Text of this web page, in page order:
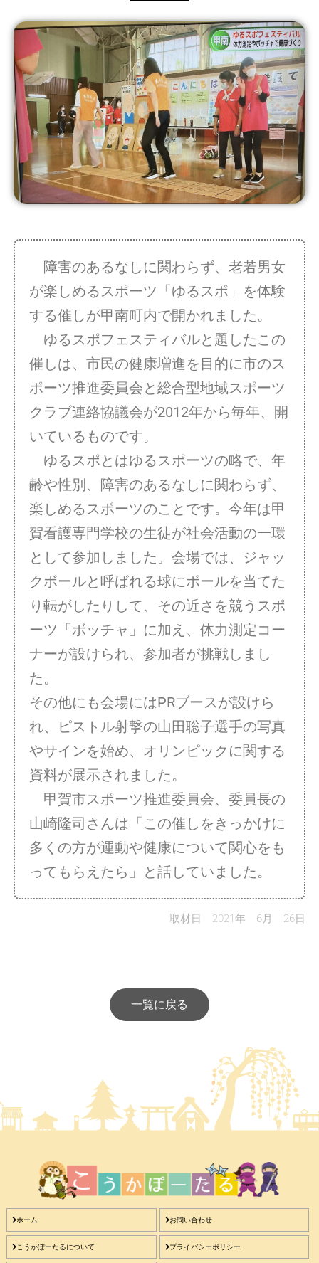
障害のあるなしに関わらず、老若男女
が楽しめるスポーツ「ゆるスポ」を体験
する催しが甲南町内で開かれました。
ゆるスポフェスティバルと題したこの
催しは、市民の健康増進を目的に市のス
ポーツ推進委員会と総合型地域スポーツ
クラブ連絡協議会が2012年から毎年、開
いているものです。
ゆるスポとはゆるスポーツの略で、年
齢や性別、障害のあるなしに関わらず、
楽しめるスポーツのことです。今年は甲
賀看護専門学校の生徒が社会活動の一環
として参加しました。会場では、ジャッ
クボールと呼ばれる球にボールを当てた
り転がしたりして、その近さを競うスポ
ーツ「ボッチャ」に加え、体力測定コー
ナーが設けられ、参加者が挑戦しまし
た。
その他にも会場にはPRブースが設けら
れ、ピストル射撃の山田聡子選手の写真
やサインを始め、オリンピックに関する
資料が展示されました。
甲賀市スポーツ推進委員会、委員長の
山崎隆司さんは「この催しをきっかけに
多くの方が運動や健康について関心をも
ってもらえたら」と話していました。
取材日 2021年 6月 26日
一覧に戻る
ホーム お問い合わせ
こうかぽーたるについて プライバシーポリシー